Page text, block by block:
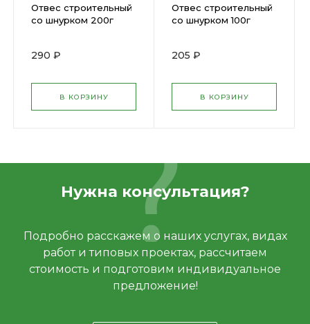
Отвес строительный
со шнурком 200г
290 ₽
В КОРЗИНУ
Отвес строительный
со шнурком 100г
205 ₽
В КОРЗИНУ
Нужна консультация?
Подробно расскажем о наших услугах, видах
работ и типовых проектах, рассчитаем
стоимость и подготовим индивидуальное
предложение!